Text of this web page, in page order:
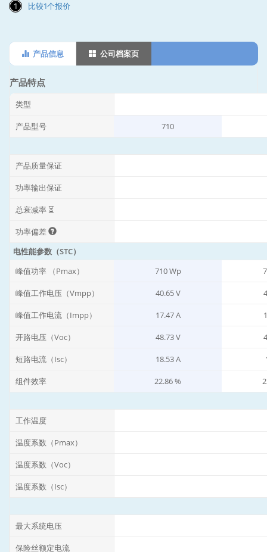
1 比较1个报价
产品信息 公司档案页
产品特点
类型
产品型号 710
产品质量保证
功率输出保证
总衰减率 ⏳
功率偏差
电性能参数（STC）
峰值功率 （Pmax）
710 Wp
峰值工作电压（Vmpp） 40.65 V
峰值工作电流（Impp） 17.47 A
开路电压（Voc） 48.73 V
短路电流（Isc） 18.53 A
组件效率 22.86 %
工作温度
温度系数（Pmax）
温度系数（Voc）
温度系数（Isc）
最大系统电压
保险丝额定电流